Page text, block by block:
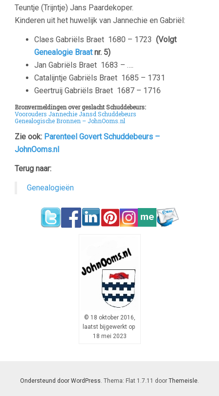
Teuntje (Trijntje) Jans Paardekoper.
Kinderen uit het huwelijk van Jannechie en Gabriël:
Claes Gabriëls Braet 1680 – 1723 (Volgt
Genealogie Braatnr. 5)
Jan Gabriëls Braet 1683 – ….
Catalijntje Gabriëls Braet 1685 – 1731
Geertruij Gabriëls Braet 1687 – 1716
Bronvermeldingen over geslacht Schuddebeurs:
Voorouders Jannechie Jansd Schuddebeurs
Genealogische Bronnen – JohnOoms.nl
Zie ook: Parenteel Govert Schuddebeurs –
JohnOoms.nl
Terug naar:
Genealogieën
© 18 oktober 2016,
laatst bijgewerkt op
18 mei 2023
Ondersteund door WordPress. Thema: Flat 1.7.11 door Themeisle.